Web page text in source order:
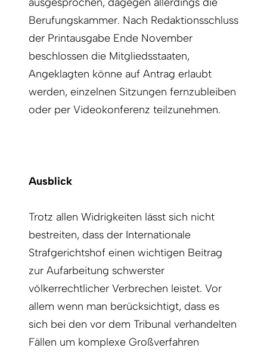
Berufungskammer. Nach Redaktionsschluss
der Printausgabe Ende November
beschlossen die Mitgliedsstaaten,
Angeklagten könne auf Antrag erlaubt
werden, einzelnen Sitzungen fernzubleiben
oder per Videokonferenz teilzunehmen.
Ausblick
Trotz allen Widrigkeiten lässt sich nicht
bestreiten, dass der Internationale
Strafgerichtshof einen wichtigen Beitrag
zur Aufarbeitung schwerster
völkerrechtlicher Verbrechen leistet. Vor
allem wenn man berücksichtigt, dass es
sich bei den vor dem Tribunal verhandelten
Fällen um komplexe Großverfahren